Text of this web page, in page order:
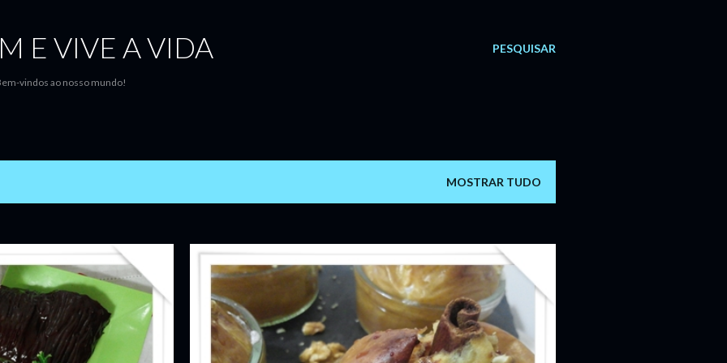
PESQUISAR
E VIVE A VIDA
vindos ao nosso mundo!
MOSTRAR TUDO